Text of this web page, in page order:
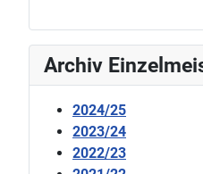
Archiv
2024/25
2023/24
2022/23